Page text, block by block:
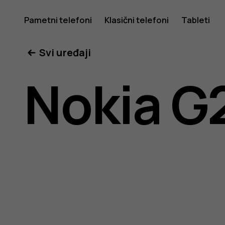
za
korisnike
Pametni telefoni Klasični telefoni Tableti
Svi uređaji
Nokia